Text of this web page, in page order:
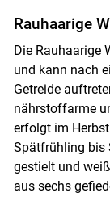
Rauhaarige
Die Rauhaarige
und kann nach
Getreide
nährstoffarme
erfolgt im
Spätfrühling bis
gestielt und
aus sechs